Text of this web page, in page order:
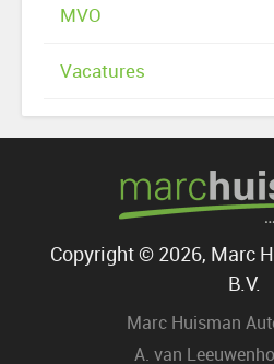
MVO
Vacatures
Copyright © 2026, Marc
B.V.
Marc Huisman
A. van